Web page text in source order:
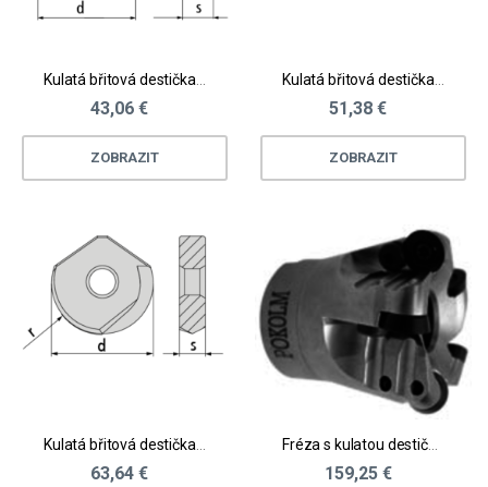
43,06 €
ZOBRAZIT
51,38 €
ZOBRAZIT
63,64 €
Fréza s kulatou destičkou r6,0 D24 - 80 mm neutral 0°nebo 7° poz.
159,25 €